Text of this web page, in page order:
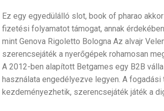
Ez egy egyedülálló slot, book of pharao
fizetési folyamatot támogat, annak
mint Genova Rigoletto Bologna Az alvajr
szerencsejáték a nyerőgépek rohamosan
A 2012-ben alapított Betgames egy B2B
használata engedélyezve legyen. A
kezdeményezhetik, szerencsejáték játék a